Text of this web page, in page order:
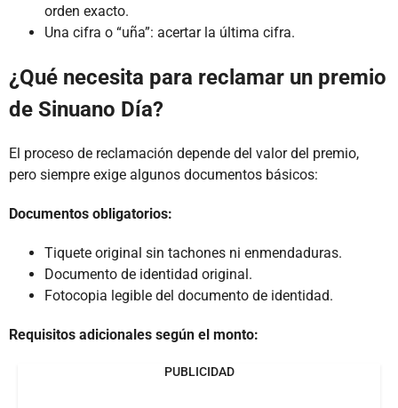
orden exacto.
Una cifra o “uña”: acertar la última cifra.
¿Qué necesita para reclamar un premio
de Sinuano Día?
El proceso de reclamación depende del valor del premio,
pero siempre exige algunos documentos básicos:
Documentos obligatorios:
Tiquete original sin tachones ni enmendaduras.
Documento de identidad original.
Fotocopia legible del documento de identidad.
Requisitos adicionales según el monto:
PUBLICIDAD